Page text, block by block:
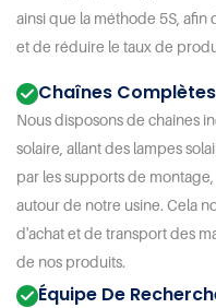
ainsi que la méthode 5S,
et de réduire le taux de
Chaînes
Nous disposons de chaînes
solaire, allant des lampes
par les supports de
autour de notre usine. Cela
d'achat et de transport des
de nos produits.
Équipe De